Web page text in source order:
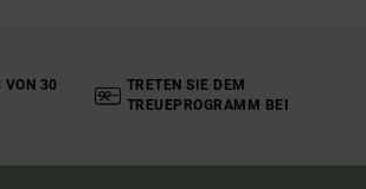
VON 30
TRETEN SIE DEM
TREUEPROGRAMM BEI